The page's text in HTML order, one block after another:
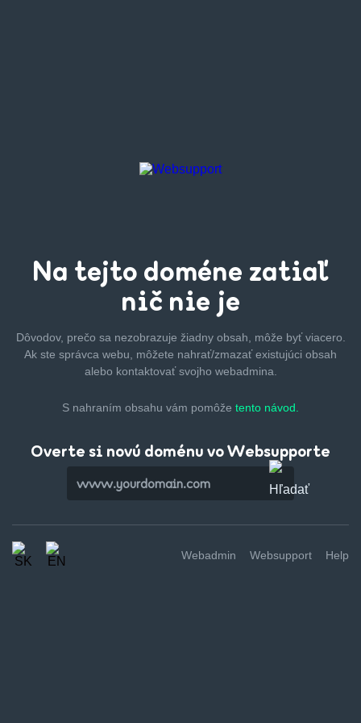
Na tejto doméne zatiaľ
nič nie je
Dôvodov, prečo sa nezobrazuje žiadny obsah, môže byťviacero.
Ak ste správca webu, môžete nahrať/zmazaťexistujúci obsah
alebo kontaktovať svojho webadmina.
S nahraním obsahu vám pomôže tento návod.
Overte si novú doménu vo Websupporte
Webadmin Websupport Help